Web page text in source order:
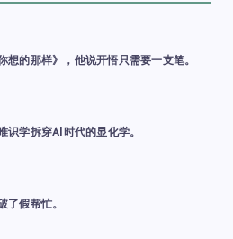
想的那样》，他说开悟只需要一支笔。
识学拆穿AI时代的显化学。
了假帮忙。